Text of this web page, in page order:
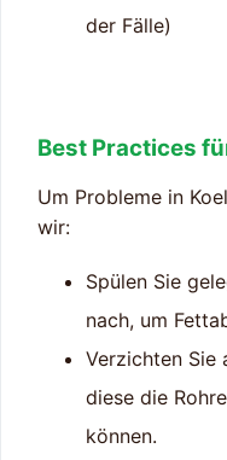
der Fälle)
Best Practices
Um Probleme in
wir:
Spülen Sie
nach, um
Verzichten Sie
diese die
können.